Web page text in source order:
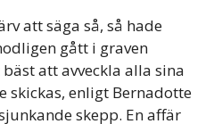
att säga så, så hade
gått i graven
att avveckla alla sina
skickas, enligt Bernadotte
skepp. En affär